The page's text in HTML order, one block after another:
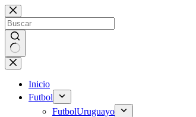
Saltar
al
contenido
Sin
resultados
Inicio
Futbol
FutbolUruguayo